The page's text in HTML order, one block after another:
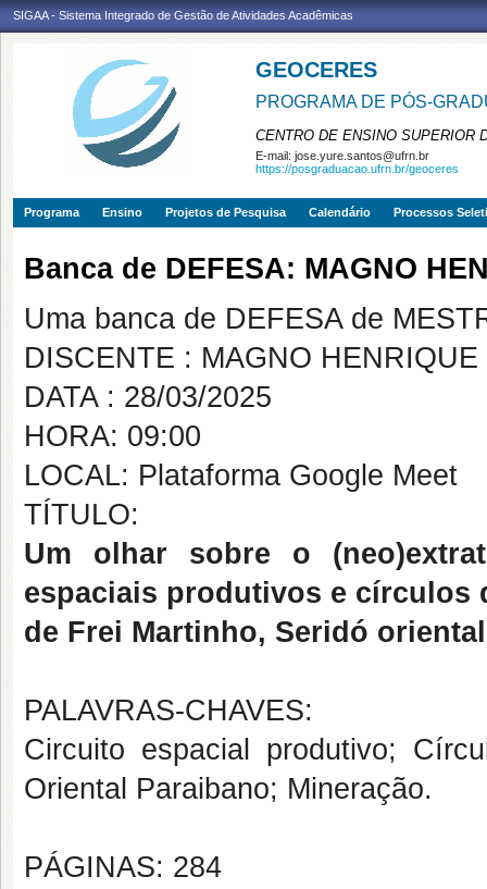
SIGAA - Sistema Integrado de Gestão de Atividades Acadêmicas
GEOCERES
PROGRAMA DE PÓS-
CENTRO DE ENSINO SUPERIOR
E-mail: jose.yure.santos@ufrn.br
https://posgraduacao.ufrn.br/geoceres
Programa Ensino Projetos de Pesquisa Calendário Processos
Banca de DEFESA: MAGNO
Uma banca de DEFESA de
DISCENTE : MAGNO
DATA : 28/03/2025
HORA: 09:00
LOCAL: Plataforma Google Meet
TÍTULO:
Um olhar sobre o
espaciais produtivos e círculos
de Frei Martinho, Seridó
PALAVRAS-CHAVES:
Circuito espacial produtivo;
Oriental Paraibano; Mineração.
PÁGINAS: 284